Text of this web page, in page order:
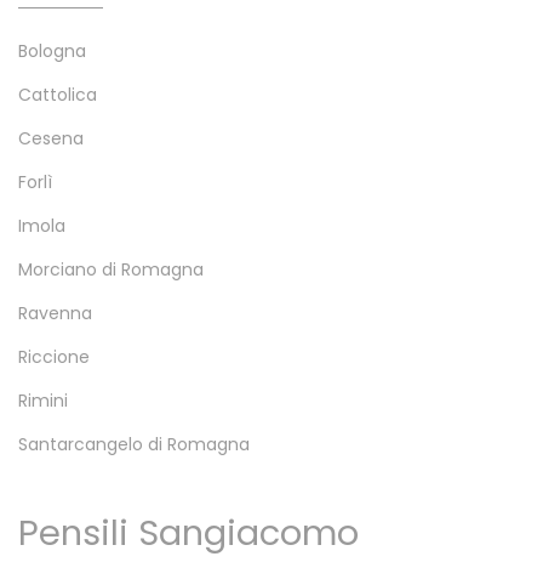
Bologna
Cattolica
Cesena
Forlì
Imola
Morciano di Romagna
Ravenna
Riccione
Rimini
Santarcangelo di Romagna
Pensili Sangiacomo